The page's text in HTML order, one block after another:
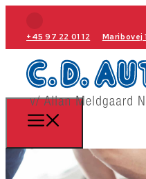
+45 97 22 01 12 Maribovej